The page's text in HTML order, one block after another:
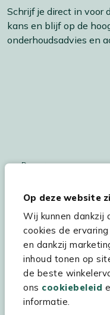
Op deze website
Wij kunnen dankzij
cookies de
en dankzij
inhoud tonen op
de beste
ons cookiebeleid
informatie.
Schrijf je direct in voor
kans en blijf op de
onderhoudsadvies en
De
Hulp & service
Assortiment
Kees Smit
Experience Stores